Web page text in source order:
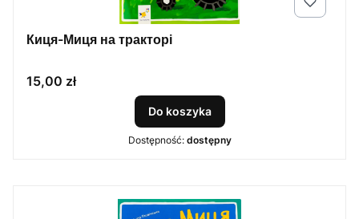
Киця-Миця на тракторі
Cena
15,00 zł
Do koszyka
Dostępność: dostępny